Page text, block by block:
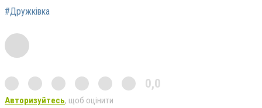
#Дружківка
0,0
Авторизуйтесь, щоб оцінити